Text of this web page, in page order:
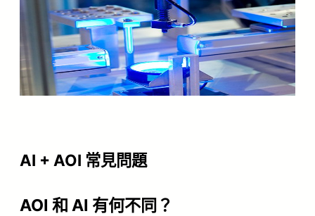
AI + AOI 常見問題
AOI 和 AI 有何不同？